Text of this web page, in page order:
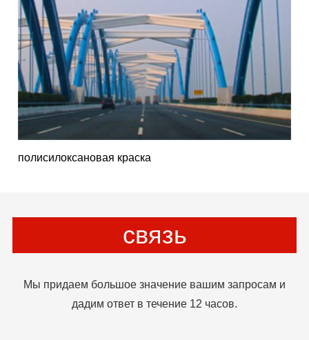
полисилоксановая краска
связь
Мы придаем большое значение вашим запросам и
дадим ответ в течение 12 часов.